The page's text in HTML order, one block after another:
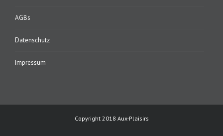
AGBs
Datenschutz
Impressum
Copyright 2018 Aux-Plaisirs